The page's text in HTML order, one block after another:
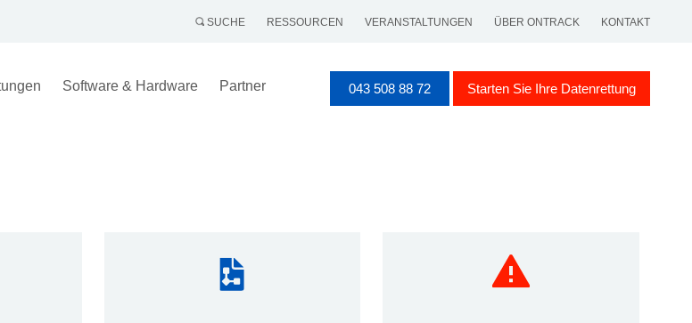
SUCHE RESSOURCEN VERANSTALTUNGEN ÜBER ONTRACK KONTAKT
Software & Hardware Partner 043 508 88 72 Starten Sie Ihre Datenrettung